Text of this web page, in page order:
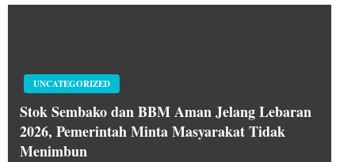
UNCATEGORIZED
Stok Sembako dan BBM Aman Jelang Lebaran
2026, Pemerintah Minta Masyarakat Tidak
Menimbun